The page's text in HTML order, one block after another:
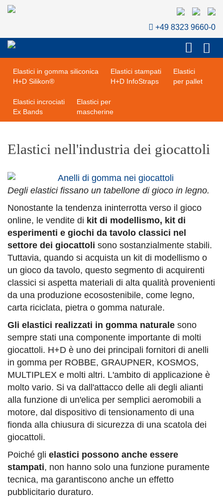
+49 8323 9660-0
Elastici in gomma
Elastici senza lattice
H+D LatexFree®
Elastici in gomma siliconica
H+D Silikon®
Elastici stampati
H+D InfoStraps
Elastici
per pallet
Elastici incrociati
Ex Bands
Elastici per
mascherine
Elastici nell'industria dei giocattoli
Degli elastici fissano un tabellone di gioco in legno.
Nonostante la tendenza ininterrotta verso il gioco
online, le vendite di kit di modellismo, kit di
esperimenti e giochi da tavolo classici nel
settore dei giocattoli sono sostanzialmente stabili.
Tuttavia, quando si acquista un kit di modellismo o
un gioco da tavolo, questo segmento di acquirenti
classici si aspetta materiali di alta qualità provenienti
da una produzione ecosostenibile, come legno,
carta riciclata, pietra o gomma naturale.
Gli elastici realizzati in gomma naturale sono
sempre stati una componente importante di molti
giocattoli. H+D è uno dei principali fornitori di anelli
in gomma per ROBBE, GRAUPNER, KOSMOS,
MULTIPLEX e molti altri. L'ambito di applicazione è
molto vario. Si va dall'attacco delle ali degli alianti
alla funzione di un'elica per semplici aeromobili a
motore, dal dispositivo di tensionamento di una
fionda alla chiusura di sicurezza di una scatola dei
giocattoli.
Poiché gli elastici possono anche essere
stampati, non hanno solo una funzione puramente
tecnica, ma garantiscono anche un effetto
pubblicitario duraturo.